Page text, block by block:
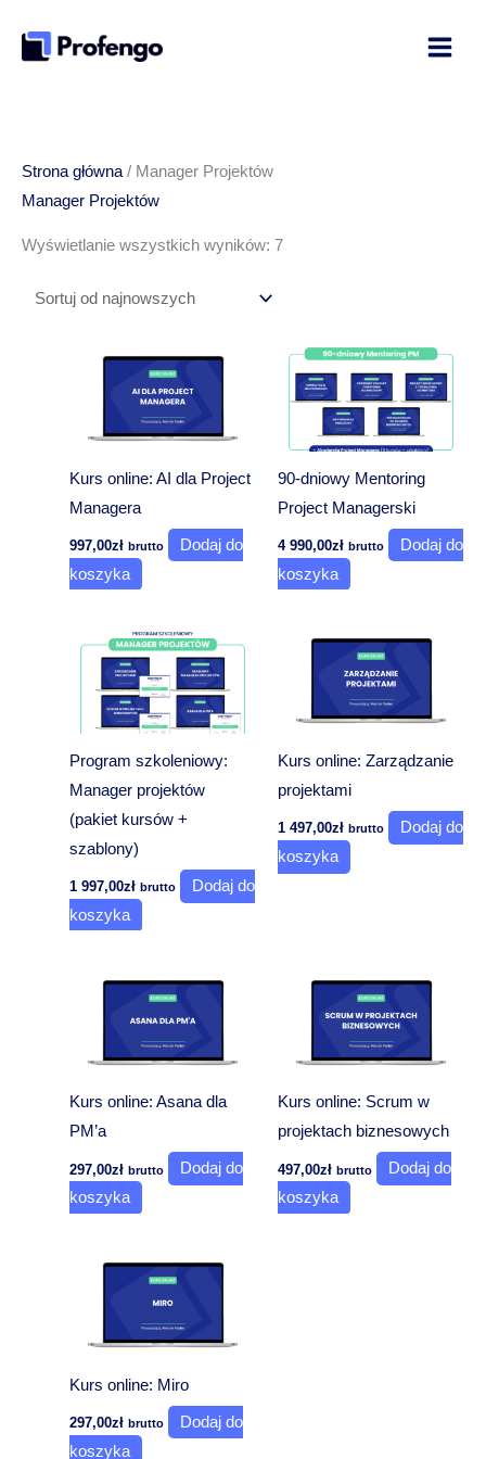
Strona główna / Manager Projektów
Manager Projektów
Wyświetlanie wszystkich wyników: 7
Kurs online: AI dla Project
Managera
997,00zł brutto
Dodaj do
koszyka
90-dniowy Mentoring
Project Managerski
4 990,00zł brutto
Dodaj do
koszyka
Program szkoleniowy:
Manager projektów
(pakiet kursów +
szablony)
1 997,00zł brutto
Dodaj do
koszyka
Kurs online: Zarządzanie
projektami
1 497,00zł brutto
Dodaj do
koszyka
Kurs online: Asana dla
PM’a
297,00zł brutto
Dodaj do
koszyka
Kurs online: Scrum w
projektach biznesowych
497,00zł brutto
Dodaj do
koszyka
Kurs online: Miro
297,00zł brutto
Dodaj do
koszyka